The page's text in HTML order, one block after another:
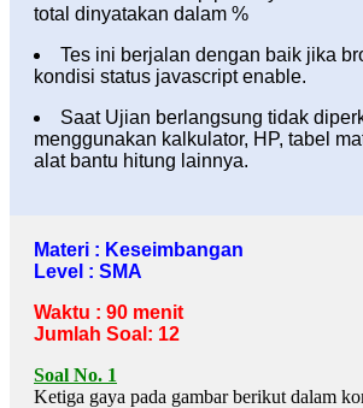
total dinyatakan dalam %
Tes ini berjalan dengan baik jika
kondisi status javascript enable.
Saat Ujian berlangsung tidak
menggunakan kalkulator, HP, tabel
alat bantu hitung lainnya.
Materi : Keseimbangan
Level : SMA
Waktu : 90 menit
Jumlah Soal: 12
Soal No. 1
Ketiga gaya pada gambar berikut dalam